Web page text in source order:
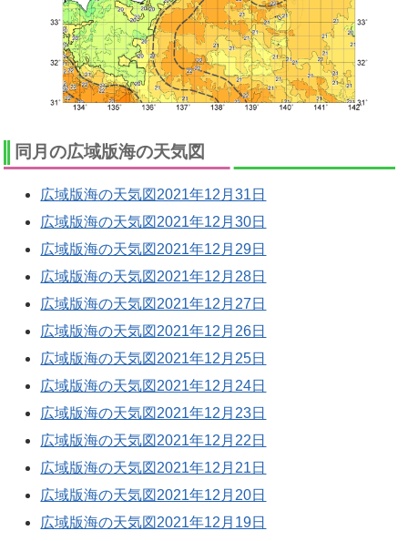
同月の広域版海の天気図
広域版海の天気図2021年12月31日
広域版海の天気図2021年12月30日
広域版海の天気図2021年12月29日
広域版海の天気図2021年12月28日
広域版海の天気図2021年12月27日
広域版海の天気図2021年12月26日
広域版海の天気図2021年12月25日
広域版海の天気図2021年12月24日
広域版海の天気図2021年12月23日
広域版海の天気図2021年12月22日
広域版海の天気図2021年12月21日
広域版海の天気図2021年12月20日
広域版海の天気図2021年12月19日